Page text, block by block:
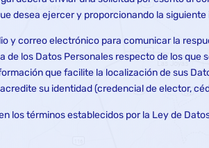
desea ejercer y proporcionando la
y correo electrónico para comunicar la
de los Datos Personales respecto de los que
que facilite la localización de sus
su identidad (credencial de elector,
los términos establecidos por la Ley de